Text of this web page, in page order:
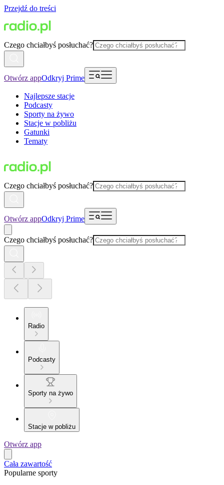
Przejdź do treści
Czego chciałbyś posłuchać?
Otwórz appOdkryj Prime
Najlepsze stacje
Podcasty
Sporty na żywo
Stacje w pobliżu
Gatunki
Tematy
Czego chciałbyś posłuchać?
Otwórz appOdkryj Prime
Czego chciałbyś posłuchać?
Radio
Podcasty
Sporty na żywo
Stacje w pobliżu
Otwórz app
Cała zawartość
Popularne sporty